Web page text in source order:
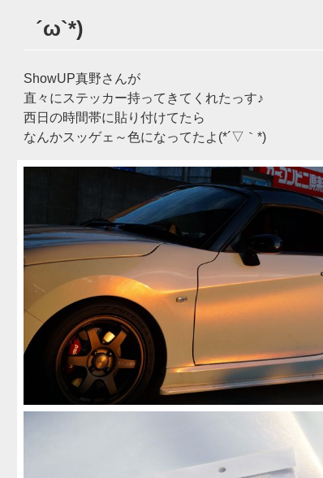
´ω`*)
ShowUP真野さんが
直々にステッカー持ってきてくれたっす♪
西日の時間帯に貼り付けてたら
なんかスッゲェ～色になってたよ(*´▽｀*)